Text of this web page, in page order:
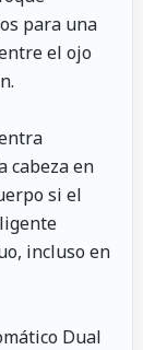
para una
el ojo
cabeza en
si el
incluso en
Dual